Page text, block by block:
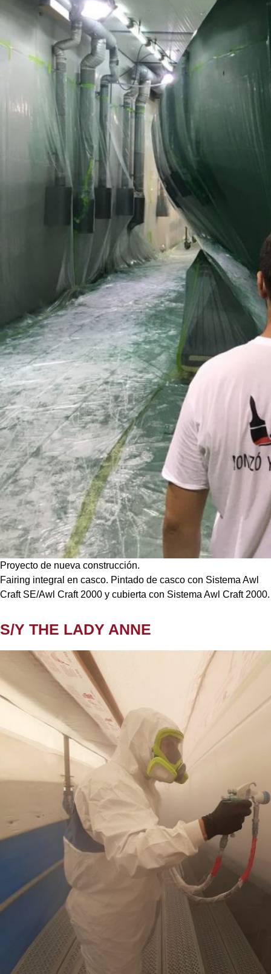
Proyecto de nueva construcción.
Fairing integral en casco. Pintado de casco con Sistema Awl
Craft SE/Awl Craft 2000 y cubierta con Sistema Awl Craft 2000.
S/Y THE LADY ANNE